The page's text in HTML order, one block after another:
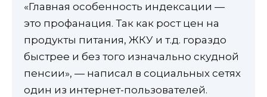
«Главная особенность индексации —
это профанация. Так как рост цен на
продукты питания, ЖКУ и т.д. гораздо
быстрее и без того изначально скудной
пенсии», — написал в социальных сетях
один из интернет-пользователей.